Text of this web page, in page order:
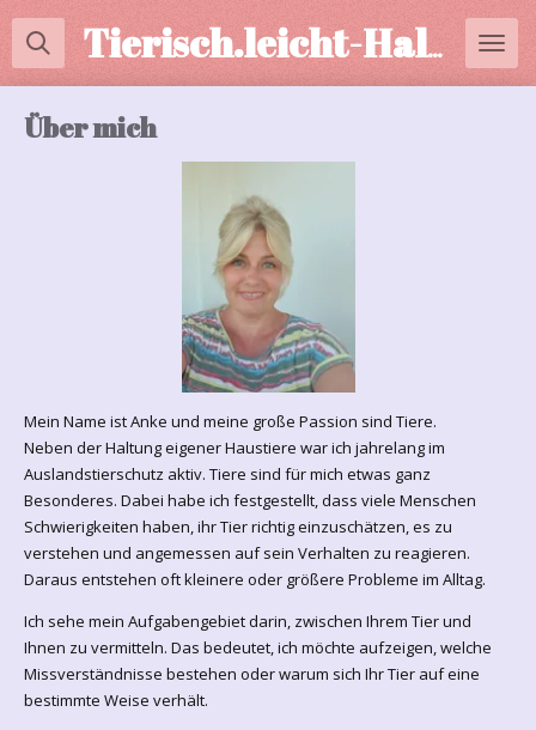
Zum
Hauptinhalt
Tierisch.leicht-Halterberatung
Über mich
Mein Name ist Anke und meine große Passion sind Tiere.
Neben der Haltung eigener Haustiere war ich jahrelang im
Auslandstierschutz aktiv. Tiere sind für mich etwas ganz
Besonderes. Dabei habe ich festgestellt, dass viele Menschen
Schwierigkeiten haben, ihr Tier richtig einzuschätzen, es zu
verstehen und angemessen auf sein Verhalten zu reagieren.
Daraus entstehen oft kleinere oder größere Probleme im Alltag.
Ich sehe mein Aufgabengebiet darin, zwischen Ihrem Tier und
Ihnen zu vermitteln. Das bedeutet, ich möchte aufzeigen, welche
Missverständnisse bestehen oder warum sich Ihr Tier auf eine
bestimmte Weise verhält.